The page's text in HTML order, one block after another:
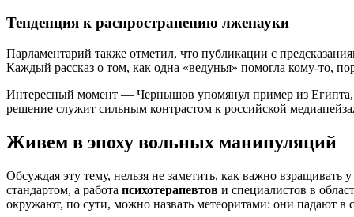
Тенденция к распространению лженауки
Парламентарий также отметил, что публикации с
Каждый рассказ о том, как одна «ведунья» помогла кому-то,
Интересный момент — Чернышов упомянул пример из Египта,
решение служит сильным контрастом к российской
Живем в эпоху вольных манипуляций
Обсуждая эту тему, нельзя не заметить, как важно
стандартом, а работа психотерапевтов и специалистов в
окружают, по сути, можно назвать метеоритами: они падают в